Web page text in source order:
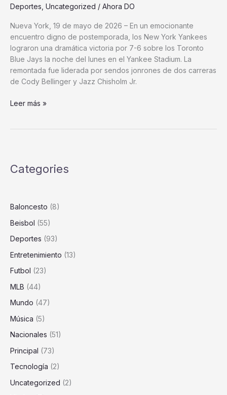
Deportes Uncategorized / Ahora DO
Nueva York, 19 de mayo de 2026 – En un emocionante
encuentro digno de postemporada, los New York Yankees
lograron una dramática victoria por 7-6 sobre los Toronto
Blue Jays la noche del lunes en el Yankee Stadium. La
remontada fue liderada por sendos jonrones de dos carreras
de Cody Bellinger y Jazz Chisholm Jr.
Jonrones
Impulsan
de
Yankees
ante
Blue
Jays
Leer más »
Categories
Baloncesto (8)
Beisbol (55)
Deportes (93)
Entretenimiento (13)
Futbol (23)
MLB (44)
Mundo (47)
Música (5)
Nacionales (51)
Principal (73)
Tecnología (2)
Uncategorized (2)